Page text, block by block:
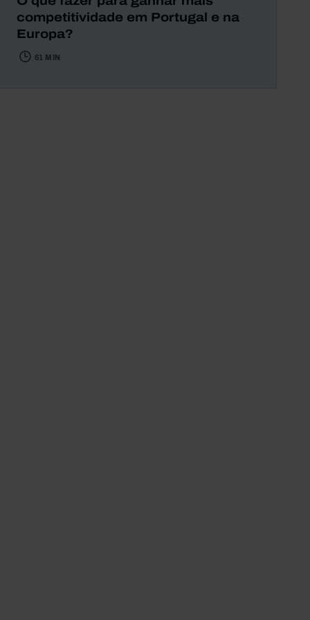
competitividade em Portugal e na
Europa?
61 MIN